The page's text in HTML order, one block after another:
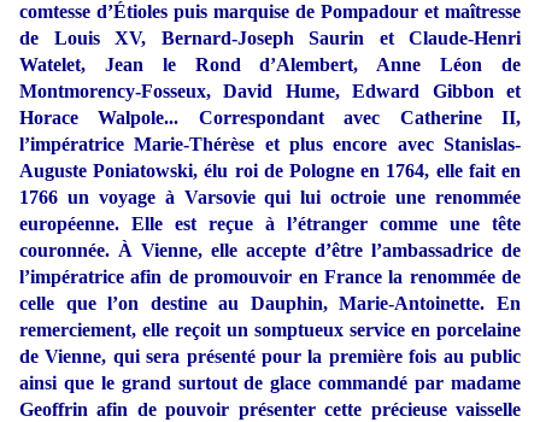
comtesse d’Étioles puis marquise de Pompadour et maîtresse
de Louis XV, Bernard-Joseph Saurin et Claude-Henri
Watelet, Jean le Rond d’Alembert, Anne Léon de
Montmorency-Fosseux, David Hume, Edward Gibbon et
Horace Walpole... Correspondant avec Catherine II,
l’impératrice Marie-Thérèse et plus encore avec Stanislas-
Auguste Poniatowski, élu roi de Pologne en 1764, elle fait en
1766 un voyage à Varsovie qui lui octroie une renommée
européenne. Elle est reçue à l’étranger comme une tête
couronnée. À Vienne, elle accepte d’être l’ambassadrice de
l’impératrice afin de promouvoir en France la renommée de
celle que l’on destine au Dauphin, Marie-Antoinette. En
remerciement, elle reçoit un somptueux service en porcelaine
de Vienne, qui sera présenté pour la première fois au public
ainsi que le grand surtout de glace commandé par madame
Geoffrin afin de pouvoir présenter cette précieuse vaisselle